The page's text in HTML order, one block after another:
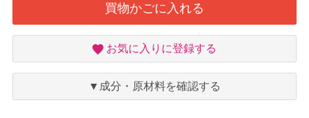
買物かごに入れる
お
入
り
お気に入りに登録する
▼成分・原材料を確認する